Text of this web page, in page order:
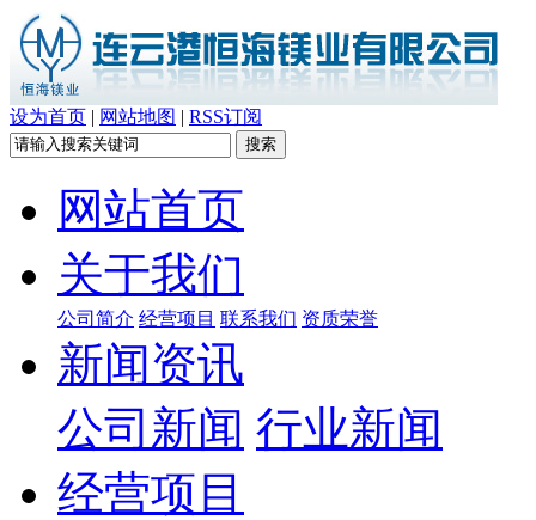
设为首页 | 网站地图 | RSS订阅
网站首页
关于我们
公司简介 经营项目 联系我们 资质荣誉
新闻资讯
公司新闻 行业新闻
经营项目